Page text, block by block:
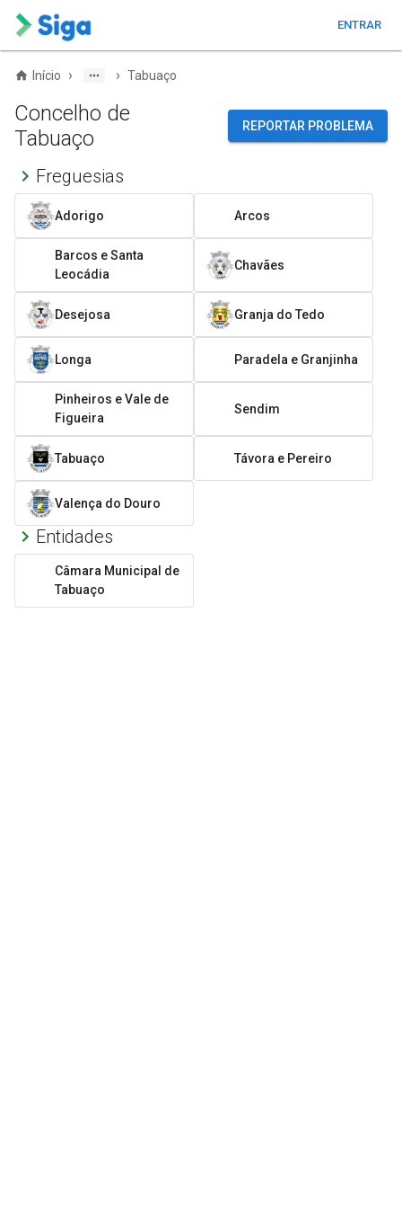
ENTRAR
Início › › Tabuaço
Concelho de
Tabuaço
REPORTAR PROBLEMA
Freguesias
Adorigo Arcos
Barcos e Santa
Leocádia
Chavães
Desejosa Granja do Tedo
Longa Paradela e Granjinha
Pinheiros e Vale de
Figueira
Sendim
Tabuaço Távora e Pereiro
Valença do Douro
Entidades
Câmara Municipal de
Tabuaço